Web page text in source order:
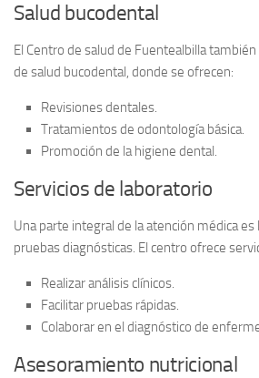
Salud bucodental
El Centro de salud de Fuentealbilla
de salud bucodental, donde se ofrecen:
Revisiones dentales.
Tratamientos de odontología básica.
Promoción de la higiene dental.
Servicios de laboratorio
Una parte integral de la atención médica es
pruebas diagnósticas. El centro ofrece
Realizar análisis clínicos.
Facilitar pruebas rápidas.
Colaborar en el diagnóstico de
Asesoramiento nutricional